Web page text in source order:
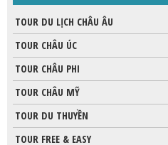
TOUR DU LỊCH CHÂU ÂU
TOUR CHÂU ÚC
TOUR CHÂU PHI
TOUR CHÂU MỸ
TOUR DU THUYỀN
TOUR FREE & EASY